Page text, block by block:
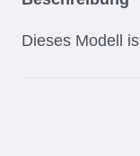
Dieses Modell